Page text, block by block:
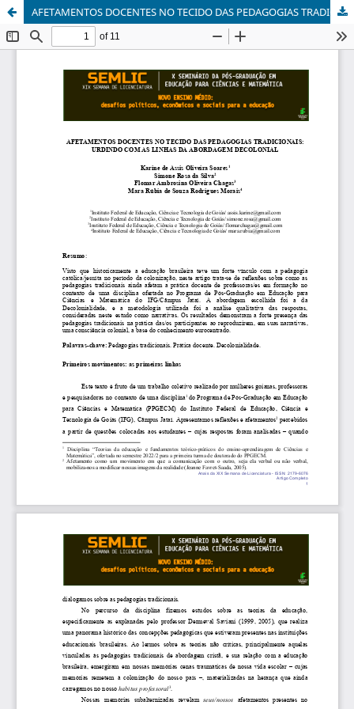
AFETAMENTOS DOCENTES NO TECIDO DAS PEDAGOGIAS TRADICIONAIS: URDINDO COM AS LINHAS DA ABORDAGEM DECOLONIAL